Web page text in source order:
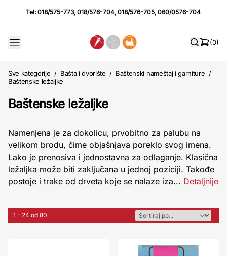
Tel:018/575-773,018/576-704,018/576-705,060/0576-704
(0)
Sve kategorije / Bašta i dvorište / Baštenski nameštaj i garniture /
Baštenske ležaljke
Baštenske ležaljke
Namenjena je za dokolicu, prvobitno za palubu na
velikom brodu, čime objašnjava poreklo svog imena.
Lako je prenosiva i jednostavna za odlaganje. Klasična
ležaljka može biti zaključana u jednoj poziciji. Takođe
postoje i trake od drveta koje se nalaze iza... Detaljnije
1 - 24 od 80